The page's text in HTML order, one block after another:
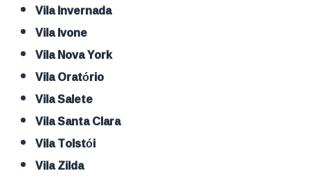
Vila Invernada
Vila Ivone
Vila Nova York
Vila Oratório
Vila Salete
Vila Santa Clara
Vila Tolstói
Vila Zilda